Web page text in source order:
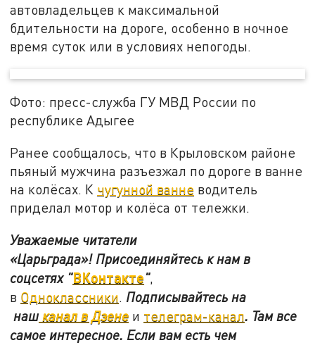
автовладельцев к максимальной
бдительности на дороге, особенно в ночное
время суток или в условиях непогоды.
Фото: пресс-служба ГУ МВД России по
республике Адыгее
Ранее сообщалось, что в Крыловском районе
пьяный мужчина разъезжал по дороге в ванне
на колёсах. К чугунной ванне водитель
приделал мотор и колёса от тележки.
Уважаемые читатели
«Царьграда»! Присоединяйтесь к нам в
соцсетях "ВКонтакте",
в Одноклассники. Подписывайтесь на
нашканал в Дзене и телеграм-канал. Там все
самое интересное. Если вам есть чем